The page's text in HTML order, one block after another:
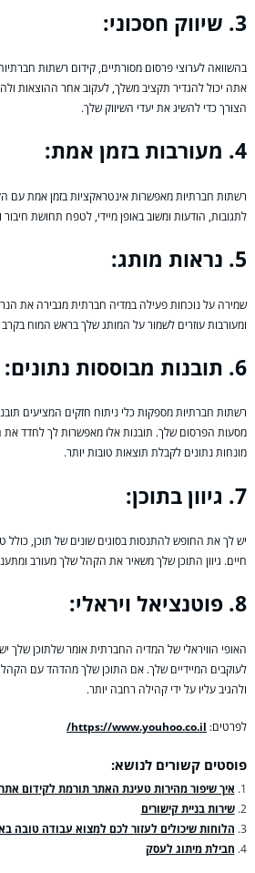
3. שיווק חסכוני:
בהשוואה לערוצי פרסום מסורתיים, קידום רשתות
אתה יכול להגדיר תקציב משלך, לעקוב אחר ההוצאות
הצורך כדי להשיג את יעדי השיווק שלך.
4. מעורבות בזמן אמת:
רשתות חברתיות מאפשרות אינטראקציות בזמן אמת עם
לתגובות, הודעות ומשוב באופן מיידי, לטפח תחושת
5. נראות מותג:
שמירה על נוכחות פעילה במדיה חברתית מגבירה את
ומעורבות עוזרים לשמור על המותג שלך בראש המוח
6. תובנות מבוססות נתונים:
רשתות חברתיות מספקות כלי ניתוח חזקים המציעים
מסעות הפרסום שלך. תובנות אלו מאפשרות לך לחדד
מונחות נתונים לקבלת תוצאות טובות יותר.
7. גיוון בתוכן:
יש לך את החופש להתנסות בסוגים שונים של תוכן, כולל
חיים. גיוון התוכן שלך משאיר את הקהל שלך מעורב
8. פוטנציאל ויראלי:
האופי הוויראלי של המדיה החברתית אומר שלתוכן שלך
לעוקבים המיידיים שלך. אם התוכן שלך מהדהד עם
ולהגיב עליו על ידי קהילה רחבה יותר.
לפרטים: https://www.youhoo.co.il/
פוסטים קשורים לנושא:
איך שיפור מהירות טעינת האתר תורמת לקידום
שירות בניית קישורים
הלוחות שיכולים לעזור לכם למצוא עבודה טובה
חבילת מיתוג לעסק